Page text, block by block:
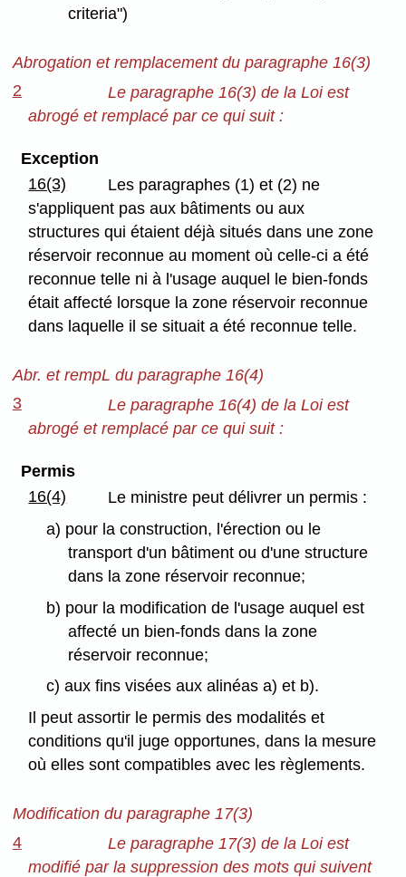
criteria")
Abrogation et remplacement du paragraphe 16(3)
2
Le paragraphe 16(3) de la Loi est
abrogé et remplacé par ce qui suit :
Exception
16(3)
Les paragraphes (1) et (2) ne
s'appliquent pas aux bâtiments ou aux
structures qui étaient déjà situés dans une zone
réservoir reconnue au moment où celle-ci a été
reconnue telle ni à l'usage auquel le bien-fonds
était affecté lorsque la zone réservoir reconnue
dans laquelle il se situait a été reconnue telle.
Abr. et rempL du paragraphe 16(4)
3
Le paragraphe 16(4) de la Loi est
abrogé et remplacé par ce qui suit :
Permis
16(4)
Le ministre peut délivrer un permis :
a) pour la construction, l'érection ou le
transport d'un bâtiment ou d'une structure
dans la zone réservoir reconnue;
b) pour la modification de l'usage auquel est
affecté un bien-fonds dans la zone
réservoir reconnue;
c) aux fins visées aux alinéas a) et b).
Il peut assortir le permis des modalités et
conditions qu'il juge opportunes, dans la mesure
où elles sont compatibles avec les règlements.
Modification du paragraphe 17(3)
4
Le paragraphe 17(3) de la Loi est
modifié par la suppression des mots qui suivent